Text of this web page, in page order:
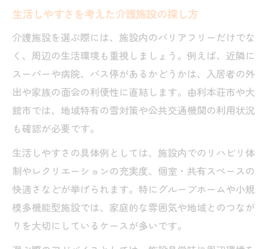
生活しやすさを考えた介護施設の探し方
介護施設を選ぶ際には、施設内のバリアフリーだけでな
く、周辺の生活環境も重視しましょう。例えば、近隣に
スーパーや病院、バス停があるかどうかは、入居者の外
出や家族の面会の利便性に直結します。由利本荘市や大
館市では、地域特有の雪対策や公共交通機関の利用状況
も確認が必要です。
生活しやすさの具体例としては、施設内でのリハビリ体
制やレクリエーションの充実度、個室・共有スペースの
快適さなどが挙げられます。特にグループホームや小規
模多機能型施設では、家庭的な雰囲気や地域とのつなが
りを大切にしているケースが多いです。